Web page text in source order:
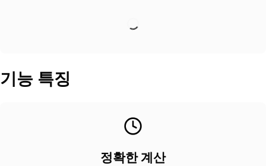
기능 특징
정확한 계산